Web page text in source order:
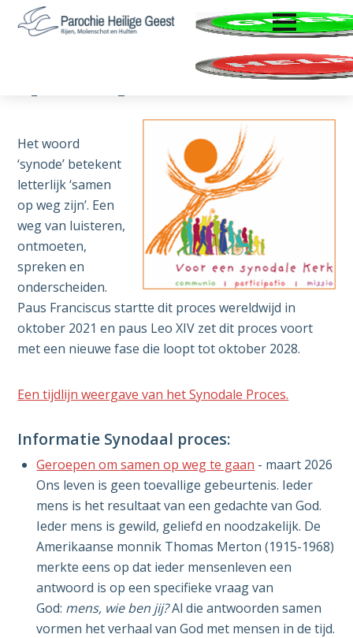
Door
naar
inhoud
Spring
naar
Zoeken
ENTER OM TE OPENEN
Het woord
‘synode’ betekent
letterlijk ‘samen
op weg zijn’. Een
weg van luisteren,
ontmoeten,
spreken en
onderscheiden.
Paus Franciscus startte dit proces wereldwijd in
oktober 2021 en paus Leo XIV zet dit proces voort
met een nieuwe fase die loopt tot oktober 2028.
Een tijdlijn weergave van het Synodale Proces.
Informatie Synodaal proces:
Geroepen om samen op weg te gaan - maart 2026
Ons leven is geen toevallige gebeurtenis. Ieder
mens is het resultaat van een gedachte van God.
Ieder mens is gewild, geliefd en noodzakelijk. De
Amerikaanse monnik Thomas Merton (1915-1968)
merkte eens op dat ieder mensenleven een
antwoord is op een specifieke vraag van
God: mens, wie ben jij?Al die antwoorden samen
vormen het verhaal van God met mensen in de tijd.